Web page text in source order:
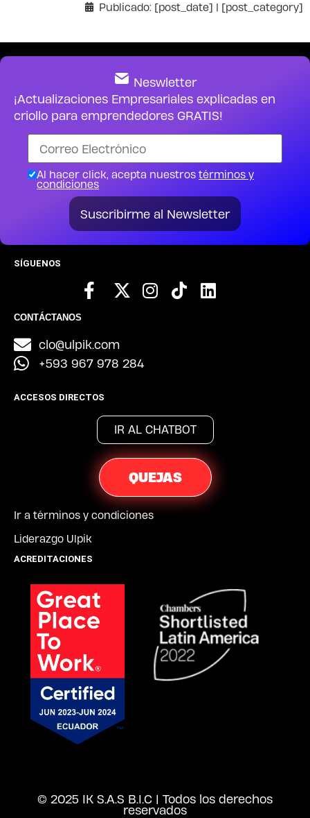
Publicado: [post_date] | [post_category]
Neswletter
¡Actualizaciones Empresariales explicadas en
criollo para emprendedores GRATIS!
Al hacer click, acepta nuestros términos y
condiciones
Suscribirme al Newsletter
SÍGUENOS
CONTÁCTANOS
clo@ulpik.com
+593 967 978 284
ACCESOS DIRECTOS
IR AL CHATBOT
QUEJAS
Ir a términos y condiciones
Liderazgo Ulpik
ACREDITACIONES
© 2025 IK S.A.S B.I.C | Todos los derechos
reservados